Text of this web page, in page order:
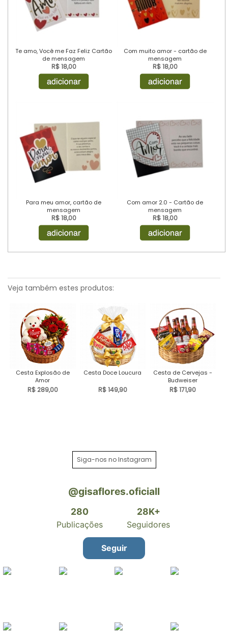
Te amo, Você me Faz Feliz Cartão
de mensagem
R$ 18,00
Com muito amor - cartão de
mensagem
R$ 18,00
Para meu amor, cartão de
mensagem
R$ 18,00
Com amor 2.0 - Cartão de
mensagem
R$ 18,00
Veja também estes produtos:
Cesta Explosão de
Amor
R$ 289,00
Cesta Doce Loucura
R$ 149,90
Cesta de Cervejas -
Budweiser
R$ 171,90
Siga-nos no Instagram